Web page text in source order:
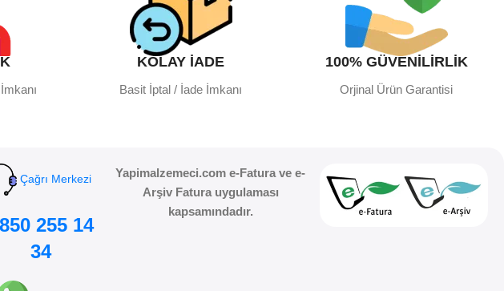
KOLAY İADE
Basit İptal / İade İmkanı
100% GÜVENİLİRLİK
Orjinal Ürün Garantisi
Çağrı Merkezi
255 14
34
Yapimalzemeci.com e-Fatura ve e-
Arşiv Fatura uygulaması
kapsamındadır.